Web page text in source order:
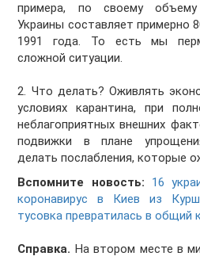
примера, по своему
Украины составляет примерно
1991 года. То есть мы
сложной ситуации.
2. Что делать? Оживлять
условиях карантина, при
неблагоприятных внешних
подвижки в плане
делать послабления, которые
Вспомните новость: 16
коронавирус в Киев из
тусовка превратилась в общий
Справка. На втором месте в